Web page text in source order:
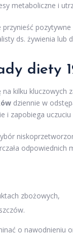
metaboliczne i
ds. żywienia lub
diety
na kilku kluczowych
dziennie w
i zapobiega uczuciu
odpowiednich
zbożowych,
o nawodnieniu